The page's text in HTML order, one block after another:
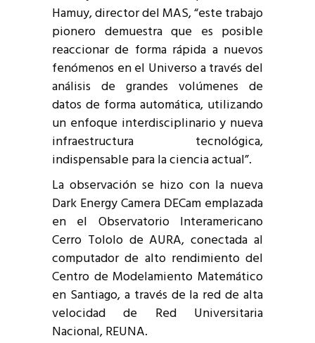
Hamuy, director del MAS, “este trabajo
pionero demuestra que es posible
reaccionar de forma rápida a nuevos
fenómenos en el Universo a través del
análisis de grandes volúmenes de
datos de forma automática, utilizando
un enfoque interdisciplinario y nueva
infraestructura tecnológica,
indispensable para la ciencia actual”.
La observación se hizo con la nueva
Dark Energy Camera DECam emplazada
en el Observatorio Interamericano
Cerro Tololo de AURA, conectada al
computador de alto rendimiento del
Centro de Modelamiento Matemático
en Santiago, a través de la red de alta
velocidad de Red Universitaria
Nacional, REUNA.